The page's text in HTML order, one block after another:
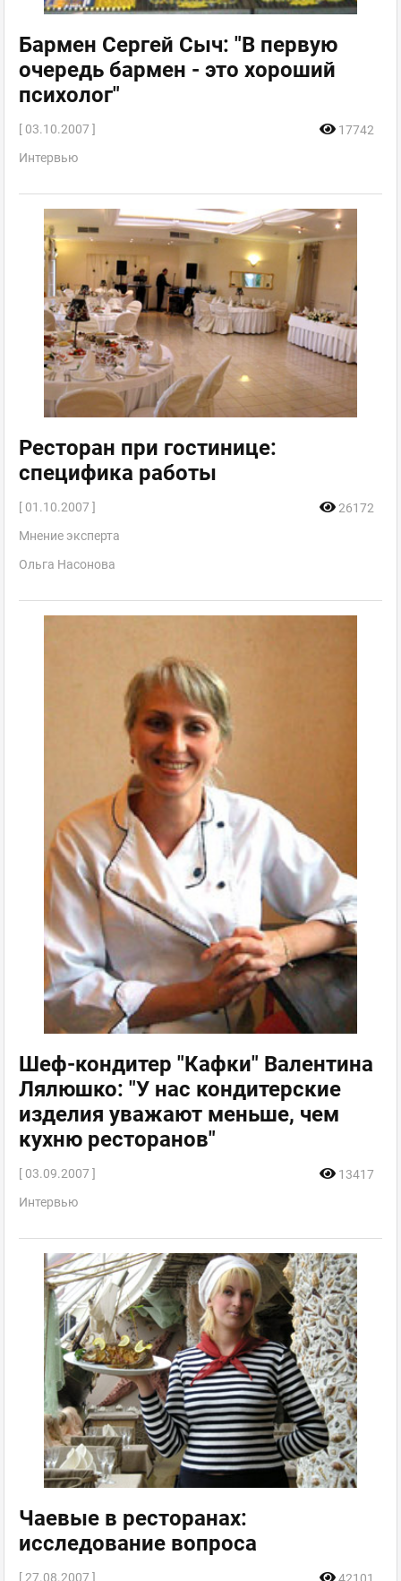
Бармен Сергей Сыч: "В первую
очередь бармен - это хороший
психолог"
[ 03.10.2007 ]
17742
Интервью
Ресторан при гостинице:
специфика работы
[ 01.10.2007 ]
26172
Мнение эксперта
Ольга Насонова
Шеф-кондитер "Кафки" Валентина
Лялюшко: "У нас кондитерские
изделия уважают меньше, чем
кухню ресторанов"
[ 03.09.2007 ]
13417
Интервью
Чаевые в ресторанах:
исследование вопроса
[ 27.08.2007 ]